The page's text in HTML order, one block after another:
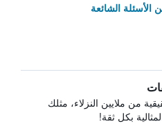
الشائعة
من ملايين النزلاء، مثلك
بكل ثقة!